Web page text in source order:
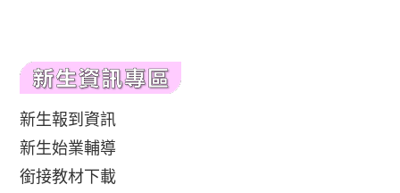
新生報到資訊
新生始業輔導
銜接教材下載